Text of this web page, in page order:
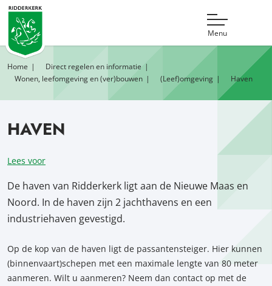
Menu
Home
Direct regelen en informatie
Wonen, leefomgeving en (ver)bouwen
(Leef)omgeving Haven
HAVEN
Lees voor
De haven van Ridderkerk ligt aan de Nieuwe Maas en
Noord. In de haven zijn 2 jachthavens en een
industriehaven gevestigd.
Op de kop van de haven ligt de passantensteiger. Hier kunnen
(binnenvaart)schepen met een maximale lengte van 80 meter
aanmeren. Wilt u aanmeren? Neem dan contact op met de